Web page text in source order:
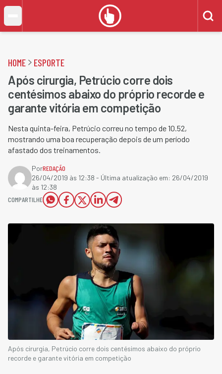
HOME ESPORTE
Após cirurgia, Petrúcio corre dois
centésimos abaixo do próprio recorde e
garante vitória em competição
Nesta quinta-feira, Petrúcio correu no tempo de 10.52,
mostrando uma boa recuperação depois de um período
afastado dos treinamentos.
PorREDAÇÃO
26/04/2019 às 12:38 - Última atualização em: 26/04/2019
às 12:38
COMPARTILHE
Após cirurgia, Petrúcio corre dois centésimos abaixo do próprio
recorde e garante vitória em competição